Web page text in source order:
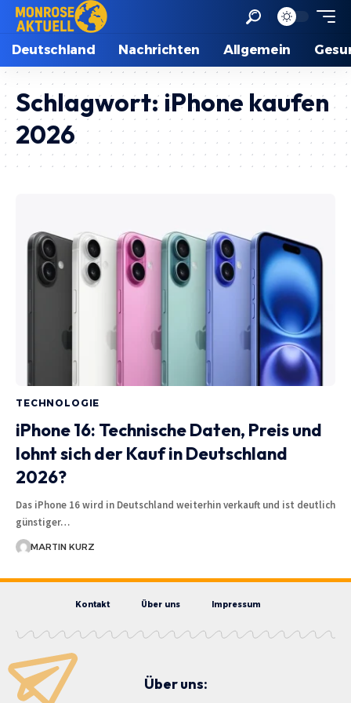
Deutschland Nachrichten Allgemein
Schlagwort: iPhone kaufen
2026
TECHNOLOGIE
iPhone 16: Technische Daten, Preis und
lohnt sich der Kauf in Deutschland
2026?
Das iPhone 16 wird in Deutschland weiterhin verkauft und ist deutlich
günstiger…
MARTIN KURZ
Kontakt Über uns Impressum
Über uns: